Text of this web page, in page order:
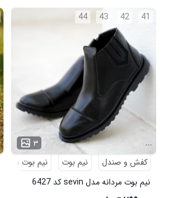
41
42
43
44
۳
...
کفش و صندل
نیم بوت
نیم بوت مردانه
نیم بوت مردانه مدل sevin کد 6427